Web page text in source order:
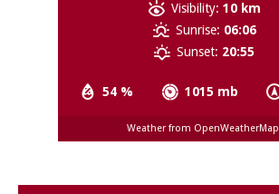
54 % 1015 mb
Visibility: 10 km
Sunrise: 06:06
Sunset: 20:55
Weather from OpenWeatherMap